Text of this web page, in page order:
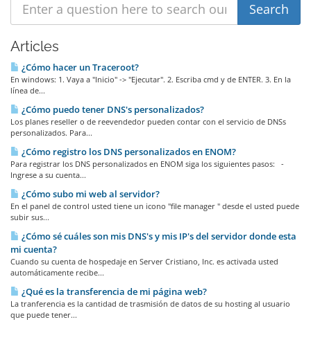
Articles
¿Cómo hacer un Traceroot?
En windows: 1. Vaya a "Inicio" -> "Ejecutar". 2. Escriba cmd y de ENTER. 3. En la
línea de...
¿Cómo puedo tener DNS's personalizados?
Los planes reseller o de reevendedor pueden contar con el servicio de DNSs
personalizados. Para...
¿Cómo registro los DNS personalizados en ENOM?
Para registrar los DNS personalizados en ENOM siga los siguientes pasos: -
Ingrese a su cuenta...
¿Cómo subo mi web al servidor?
En el panel de control usted tiene un icono "file manager " desde el usted puede
subir sus...
¿Cómo sé cuáles son mis DNS's y mis IP's del servidor donde esta
mi cuenta?
Cuando su cuenta de hospedaje en Server Cristiano, Inc. es activada usted
automáticamente recibe...
¿Qué es la transferencia de mi página web?
La tranferencia es la cantidad de trasmisión de datos de su hosting al usuario
que puede tener...